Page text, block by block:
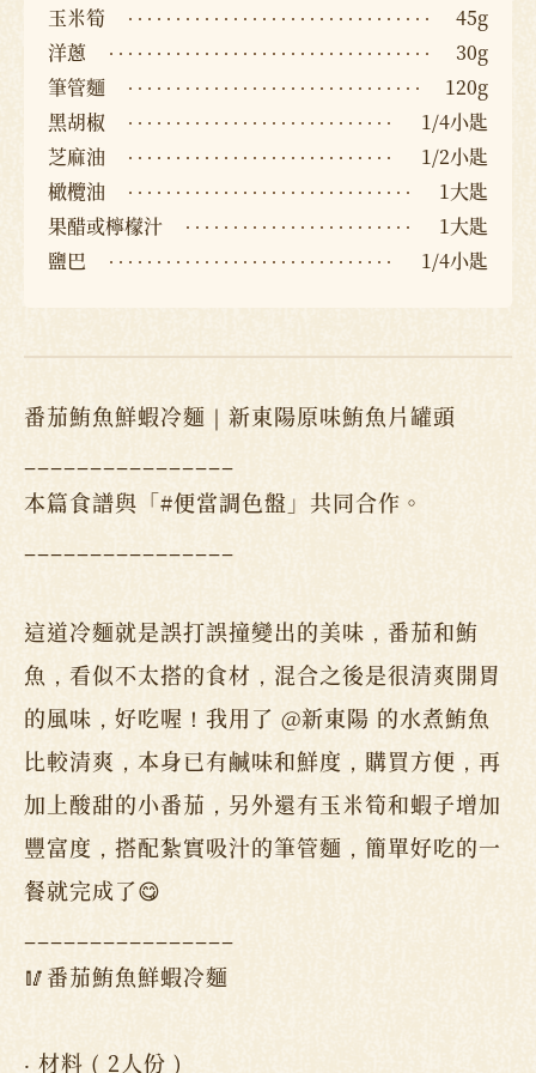
玉米筍
45g
洋蔥
30g
筆管麵
120g
黑胡椒
1/4小匙
芝麻油
1/2小匙
橄欖油
1大匙
果醋或檸檬汁
1大匙
鹽巴
1/4小匙
番茄鮪魚鮮蝦冷麵｜新東陽原味鮪魚片罐頭
本篇食譜與「#便當調色盤」共同合作。
這道冷麵就是誤打誤撞變出的美味，番茄和鮪
魚，看似不太搭的食材，混合之後是很清爽開胃
的風味，好吃喔！我用了 @新東陽 的水煮鮪魚
比較清爽，本身已有鹹味和鮮度，購買方便，再
加上酸甜的小番茄，另外還有玉米筍和蝦子增加
豐富度，搭配紮實吸汁的筆管麵，簡單好吃的一
餐就完成了😋
🥢番茄鮪魚鮮蝦冷麵
‧ 材料 ( 2人份 )